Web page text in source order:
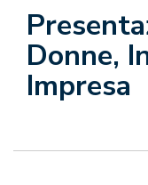
Donne,
Impresa